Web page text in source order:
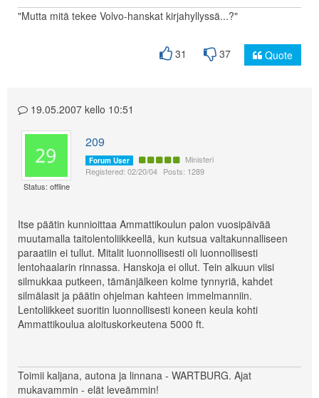
"Mutta mitä tekee Volvo-hanskat kirjahyllyssä...?"
31 37 Quote
19.05.2007 kello 10:51
Status: offline
209
Forum User
Ministeri
Registered: 02/20/04 Posts: 1289
Itse päätin kunnioittaa Ammattikoulun palon vuosipäivää
muutamalla taitolentoliikkeellä, kun kutsua valtakunnalliseen
paraatiin ei tullut. Mitalit luonnollisesti oli luonnollisesti
lentohaalarin rinnassa. Hanskoja ei ollut. Tein alkuun viisi
silmukkaa putkeen, tämänjälkeen kolme tynnyriä, kahdet
silmälasit ja päätin ohjelman kahteen immelmanniin.
Lentoliikkeet suoritin luonnollisesti koneen keula kohti
Ammattikoulua aloituskorkeutena 5000 ft.
Toimii kaljana, autona ja linnana - WARTBURG. Ajat
mukavammin - elät leveämmin!